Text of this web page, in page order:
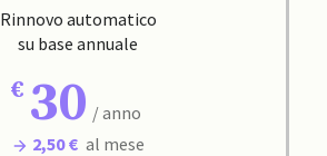
Rinnovo automatico
su base annuale
30 / anno
2,50 € al mese